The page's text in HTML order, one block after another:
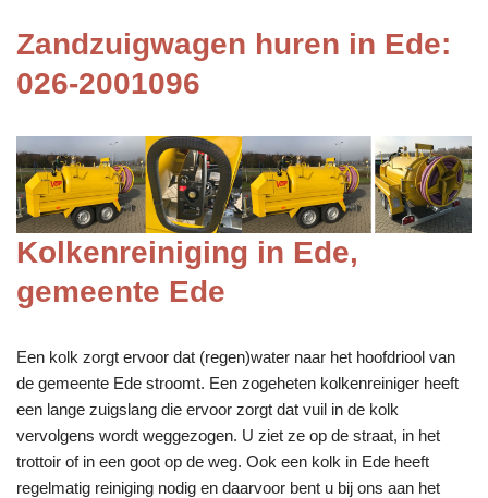
Zandzuigwagen huren in Ede:
026-2001096
Kolkenreiniging in Ede,
gemeente Ede
Een kolk zorgt ervoor dat (regen)water naar het hoofdriool van
de gemeente Ede stroomt. Een zogeheten kolkenreiniger heeft
een lange zuigslang die ervoor zorgt dat vuil in de kolk
vervolgens wordt weggezogen. U ziet ze op de straat, in het
trottoir of in een goot op de weg. Ook een kolk in Ede heeft
regelmatig reiniging nodig en daarvoor bent u bij ons aan het